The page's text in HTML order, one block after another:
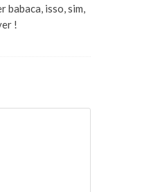
babaca, isso, sim,
!